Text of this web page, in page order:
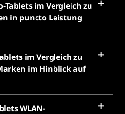
Tablets im Vergleich zu
in puncto Leistung
im Vergleich zu
im Hinblick auf
WLAN-